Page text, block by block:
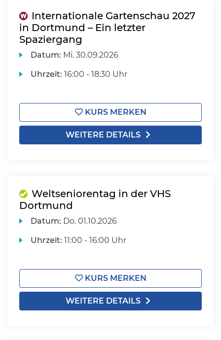
Internationale Gartenschau 2027
in Dortmund – Ein letzter
Spaziergang
Datum: Mi. 30.09.2026
Uhrzeit: 16:00 - 18:30 Uhr
KURS MERKEN
WEITERE DETAILS
Weltseniorentag in der VHS
Dortmund
Datum: Do. 01.10.2026
Uhrzeit: 11:00 - 16:00 Uhr
KURS MERKEN
WEITERE DETAILS